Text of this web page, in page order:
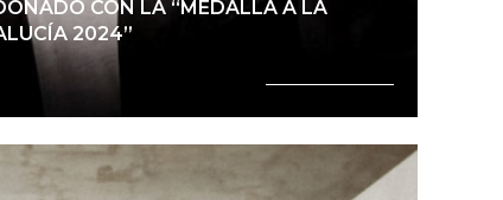
CON LA “MEDALLA A LA
2024”